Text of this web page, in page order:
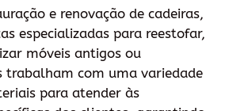
e renovação de cadeiras,
especializadas para reestofar,
móveis antigos ou
trabalham com uma variedade
para atender às